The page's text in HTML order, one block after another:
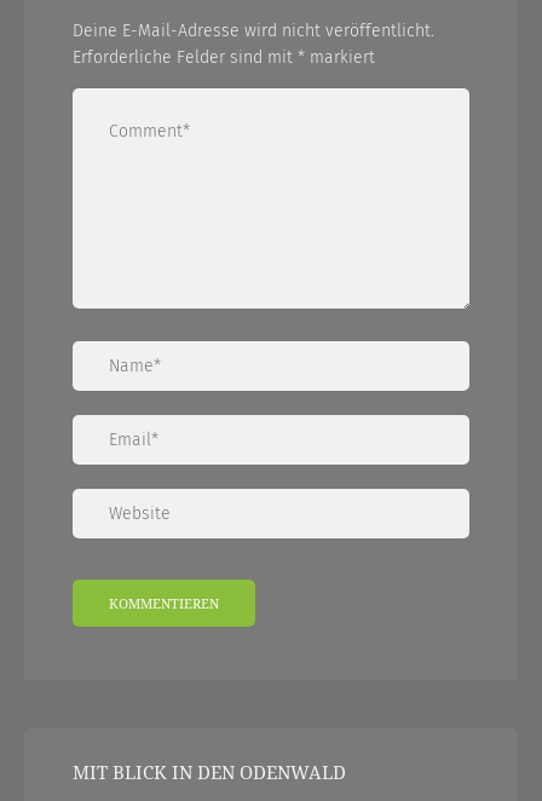
Deine E-Mail-Adresse wird nicht veröffentlicht.
Erforderliche Felder sind mit * markiert
MIT BLICK IN DEN ODENWALD